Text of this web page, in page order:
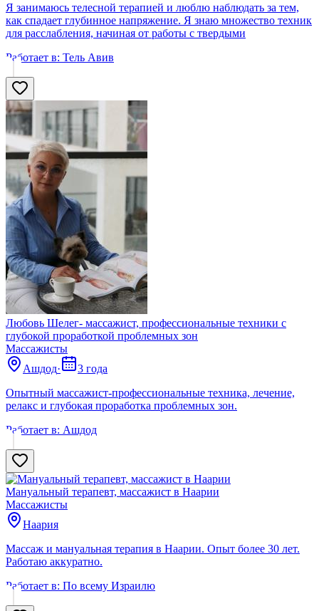
Я занимаюсь телесной терапией и люблю наблюдать за тем,
как спадает глубинное напряжение. Я знаю множество техник
для расслабления, начиная от работы с твердыми
Работает в: Тель Авив
Любовь Шелег- массажист, профессиональные техники с
глубокой проработкой проблемных зон
Массажисты
Ашдод·
3 года
Опытный массажист-профессиональные техника, лечение,
релакс и глубокая проработка проблемных зон.
Работает в: Ашдод
Мануальный терапевт, массажист в Наарии
Массажисты
Наария
Массаж и мануальная терапия в Наарии. Опыт более 30 лет.
Работаю аккуратно.
Работает в: По всему Израилю